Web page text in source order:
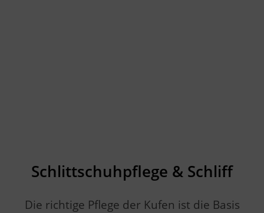
Schlittschuhpflege & Schliff
Die richtige Pflege der Kufen ist die Basis